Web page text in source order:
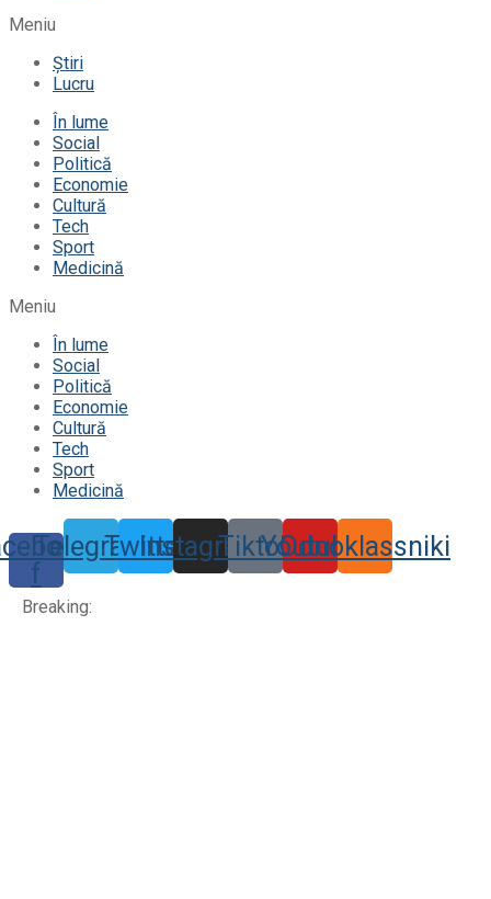
Meniu
Știri
Lucru
În lume
Social
Politică
Economie
Cultură
Tech
Sport
Medicină
Meniu
În lume
Social
Politică
Economie
Cultură
Tech
Sport
Medicină
f
TelegramTwitter
Instagram
TiktokYoutube
Odnoklassniki
Breaking: